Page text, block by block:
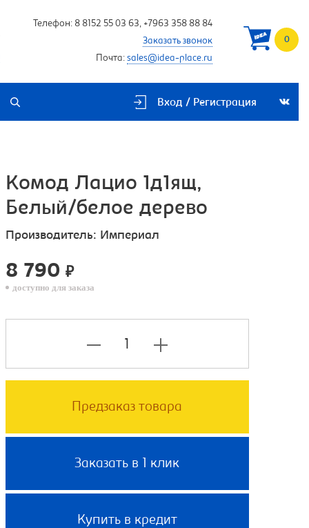
Телефон: 8 8152 55 03 63, +7963 358 88 84
Заказать звонок
Почта: sales@idea-place.ru
0
Вход / Регистрация
Комод Лацио 1д1ящ,
Белый/белое дерево
Производитель: Империал
8 790 ₽
доступно для заказа
Предзаказ товара
Заказать в 1 клик
Купить в кредит